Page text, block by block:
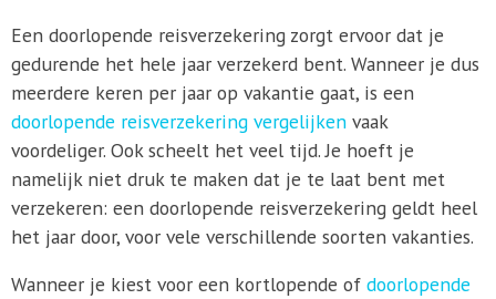
Een doorlopende reisverzekering zorgt ervoor dat je
gedurende het hele jaar verzekerd bent. Wanneer je dus
meerdere keren per jaar op vakantie gaat, is een
doorlopende reisverzekering vergelijkenvaak
voordeliger. Ook scheelt het veel tijd. Je hoeft je
namelijk niet druk te maken dat je te laat bent met
verzekeren: een doorlopende reisverzekering geldt heel
het jaar door, voor vele verschillende soorten vakanties.
Wanneer je kiest voor een kortlopende of doorlopende